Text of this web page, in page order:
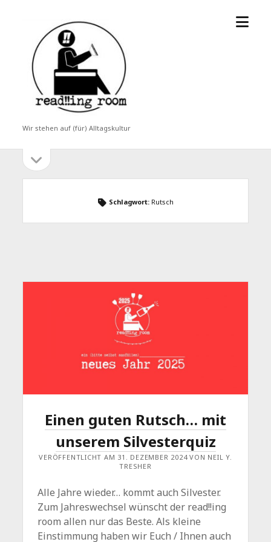
read!!ing
room
Wir stehen auf (für) Alltagskultur
Menü
Seitenleiste
öffnen
Schlagwort: Rutsch
Einen guten Rutsch… mit
unserem Silvesterquiz
VERÖFFENTLICHT AM 31. DEZEMBER 2024 VON NEIL Y.
TRESHER
Alle Jahre wieder… kommt auch Silvester.
Zum Jahreswechsel wünscht der read!!ing
room allen nur das Beste. Als kleine
Einstimmung haben wir Euch / Ihnen auch